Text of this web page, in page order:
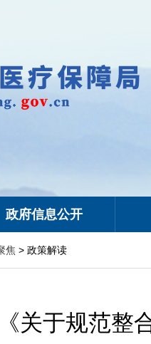
政府信息公开
焦 > 政策解读
于规范整